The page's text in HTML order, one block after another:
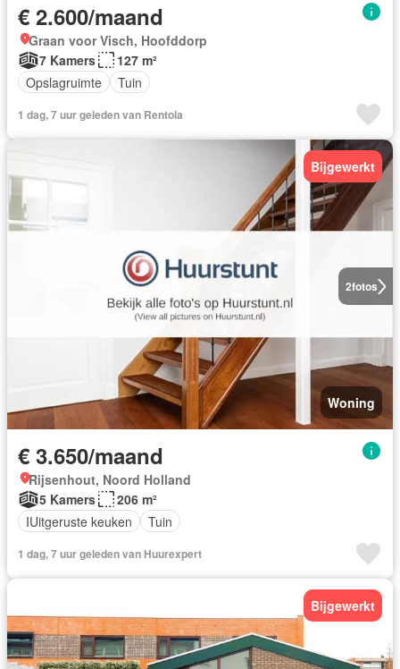
€ 2.600/maand
Graan voor Visch, Hoofddorp
7 Kamers
127 m²
Opslagruimte
Tuin
1 dag, 7 uur geleden van Rentola
2fotos
Bijgewerkt
Woning
€ 3.650/maand
Rijsenhout, Noord Holland
5 Kamers
206 m²
IUitgeruste keuken
Tuin
1 dag, 7 uur geleden van Huurexpert
Bijgewerkt